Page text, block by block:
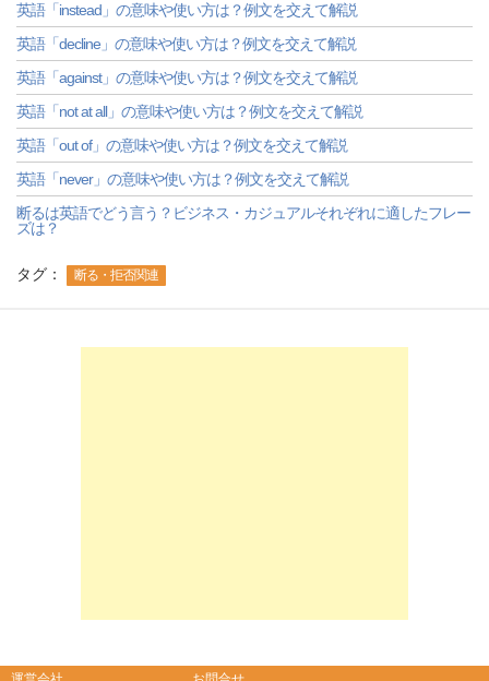
英語「instead」の意味や使い方は？例文を交えて解説
英語「decline」の意味や使い方は？例文を交えて解説
英語「against」の意味や使い方は？例文を交えて解説
英語「not at all」の意味や使い方は？例文を交えて解説
英語「out of」の意味や使い方は？例文を交えて解説
英語「never」の意味や使い方は？例文を交えて解説
断るは英語でどう言う？ビジネス・カジュアルそれぞれに適したフレー
ズは？
タグ： 断る・拒否関連